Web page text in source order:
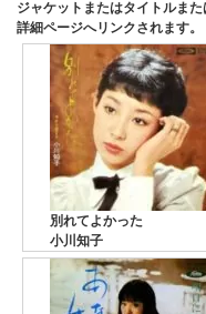
ジャケットまたはタイトルま
詳細ページへリンクされます。
別れてよかった
小川知子